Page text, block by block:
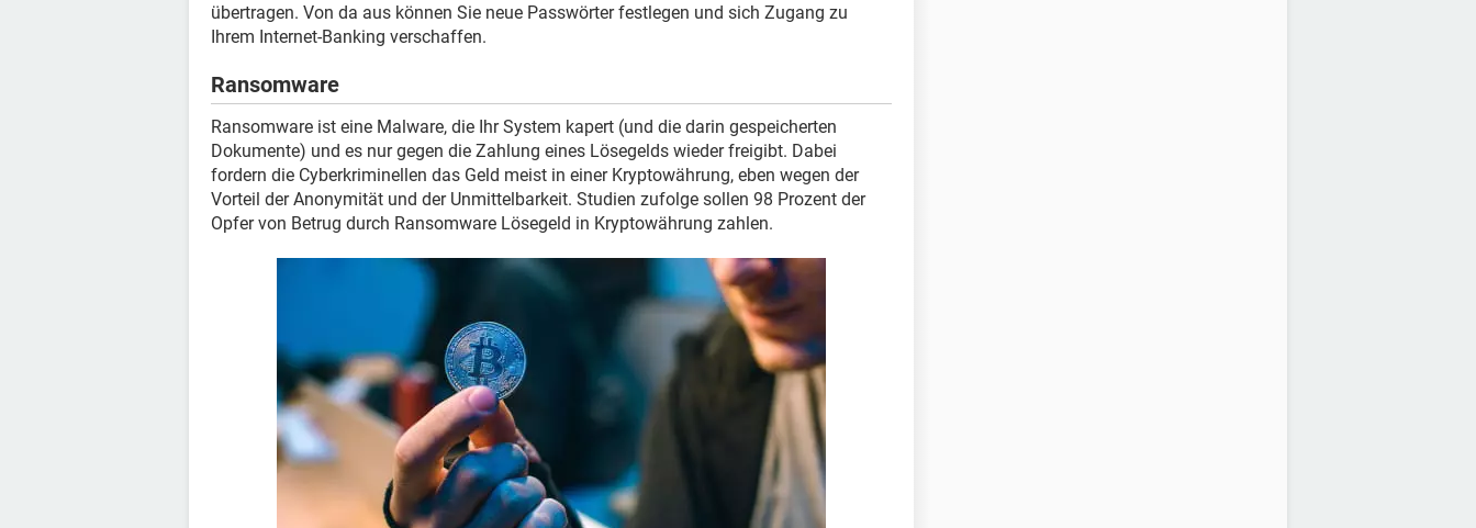
übertragen. Von da aus können Sie neue Passwörter festlegen und sich Zugang zu
Ihrem Internet-Banking verschaffen.
Ransomware
Ransomware ist eine Malware, die Ihr System kapert (und die darin gespeicherten
Dokumente) und es nur gegen die Zahlung eines Lösegelds wieder freigibt. Dabei
fordern die Cyberkriminellen das Geld meist in einer Kryptowährung, eben wegen der
Vorteil der Anonymität und der Unmittelbarkeit. Studien zufolge sollen 98 Prozent der
Opfer von Betrug durch Ransomware Lösegeld in Kryptowährung zahlen.